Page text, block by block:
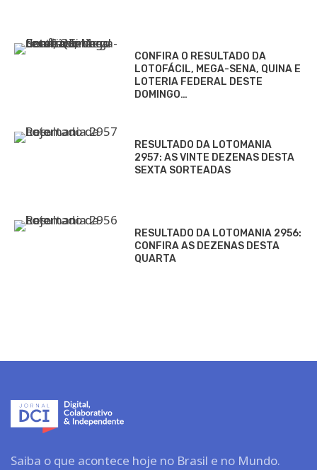
CONFIRA O RESULTADO DA
LOTOFÁCIL, MEGA-SENA, QUINA E
LOTERIA FEDERAL DESTE
DOMINGO…
RESULTADO DA LOTOMANIA
2957: AS VINTE DEZENAS DESTA
SEXTA SORTEADAS
RESULTADO DA LOTOMANIA 2956:
CONFIRA AS DEZENAS DESTA
QUARTA
Saiba o que acontece hoje no Brasil e no Mundo.